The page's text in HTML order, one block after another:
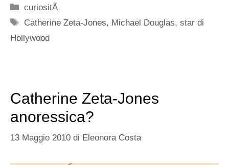
Categorie
curiositÃ
Tag
Catherine Zeta-Jones, Michael Douglas,star di
Hollywood
Catherine Zeta-Jones
anoressica?
13 Maggio 2010 di Eleonora Costa